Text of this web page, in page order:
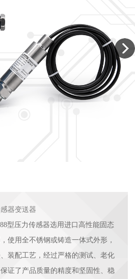
器变送器
型压力传感器选用进口高性能固态
使用全不锈钢或铸造一体式外形，
装配工艺，经过严格的测试、老化
证了产品质量的精度和坚固性、稳